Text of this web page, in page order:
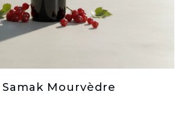
Mourvèdre